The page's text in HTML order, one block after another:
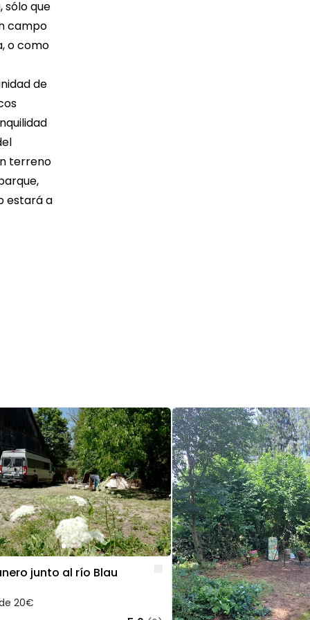
sólo que
campo
o como
de
terreno
estará a
1 of 5
junto al río Blau
20€
Like
Image 1 of 5